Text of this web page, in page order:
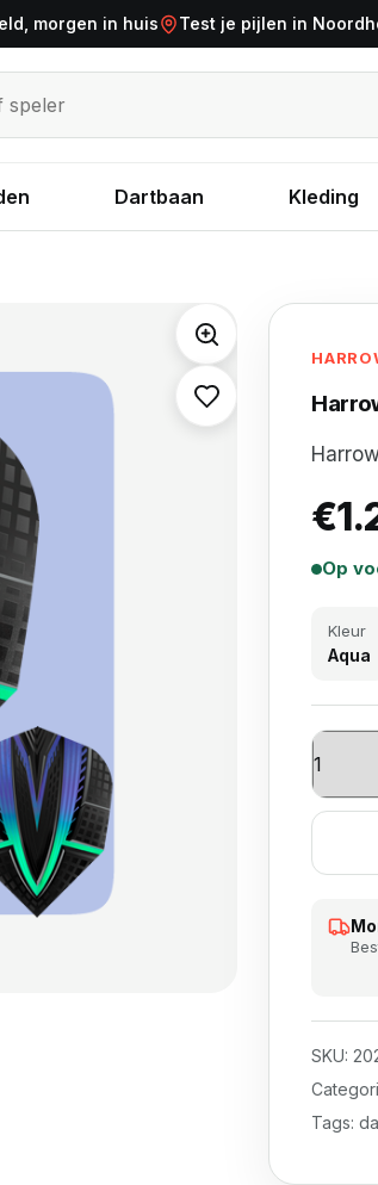
morgen in huis Test je pijlen in
Dartbaan Kleding
€
Op
Kleur
Aqua
SKU:
Tags: